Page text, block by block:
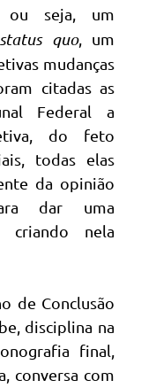
seja, um
status quo, um
mudanças
citadas as
Federal a
do feto
todas elas
da opinião
dar uma
criando nela
de Conclusão
disciplina na
final,
conversa com